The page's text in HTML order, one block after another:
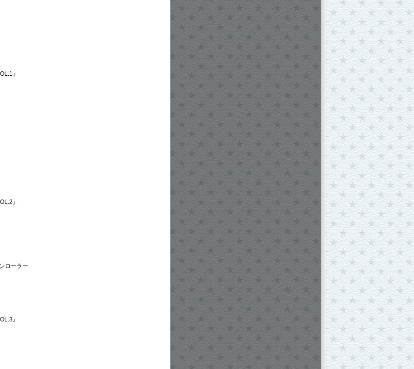
』
』
ローラー
』